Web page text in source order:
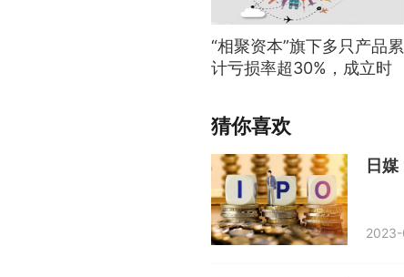
“相聚资本”旗下多只产品累
计亏损率超30%，成立时
月，投资风格何去何从？|
基金观察
猜你喜欢
日